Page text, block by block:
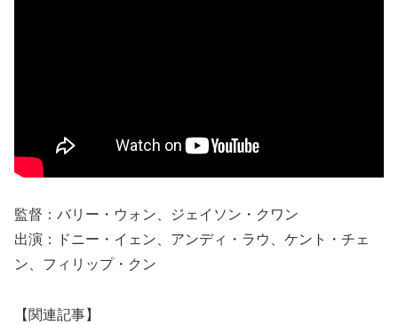
監督：バリー・ウォン、ジェイソン・クワン
出演：ドニー・イェン、アンディ・ラウ、ケント・チェ
ン、フィリップ・クン
【関連記事】